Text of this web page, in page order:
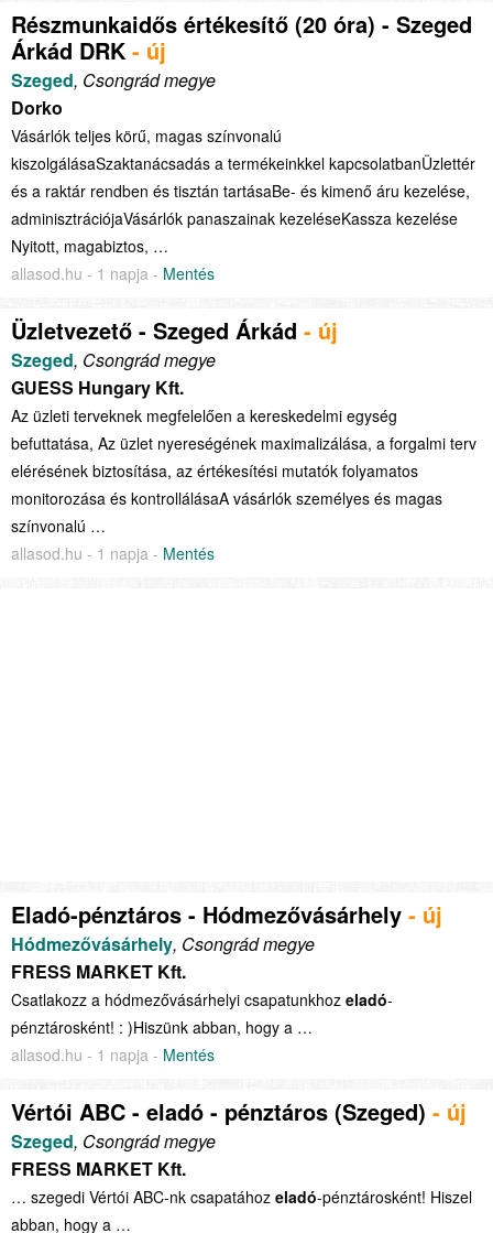
Részmunkaidős értékesítő (20 óra) - Szeged
Árkád DRK - új
Szeged, Csongrád megye
Dorko
Vásárlók teljes körű, magas színvonalú
kiszolgálásaSzaktanácsadás a termékeinkkel kapcsolatbanÜzlettér
és a raktár rendben és tisztán tartásaBe- és kimenő áru kezelése,
adminisztrációjaVásárlók panaszainak kezeléseKassza kezelése
Nyitott, magabiztos, …
allasod.hu - 1 napja - Mentés
Üzletvezető - Szeged Árkád - új
Szeged, Csongrád megye
GUESS Hungary Kft.
Az üzleti terveknek megfelelően a kereskedelmi egység
befuttatása, Az üzlet nyereségének maximalizálása, a forgalmi terv
elérésének biztosítása, az értékesítési mutatók folyamatos
monitorozása és kontrollálásaA vásárlók személyes és magas
színvonalú …
allasod.hu - 1 napja - Mentés
Eladó-pénztáros - Hódmezővásárhely - új
Hódmezővásárhely, Csongrád megye
FRESS MARKET Kft.
Csatlakozz a hódmezővásárhelyi csapatunkhoz eladó-
pénztárosként! : )Hiszünk abban, hogy a …
allasod.hu - 1 napja - Mentés
Vértói ABC - eladó - pénztáros (Szeged) - új
Szeged, Csongrád megye
FRESS MARKET Kft.
… szegedi Vértói ABC-nk csapatához eladó-pénztárosként! Hiszel
abban, hogy a …